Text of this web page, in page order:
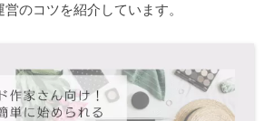
のコツを紹介しています。